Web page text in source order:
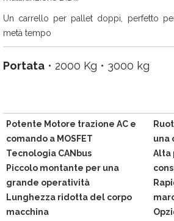
Un carrello per pallet doppi, perfetto
metà tempo
Portata • 2000 Kg • 3000 kg
Potente Motore trazione AC e
comando a MOSFET
Tecnologia CANbus
Piccolo montante per una
grande operatività
Lunghezza ridotta del corpo
macchina
una
Alta